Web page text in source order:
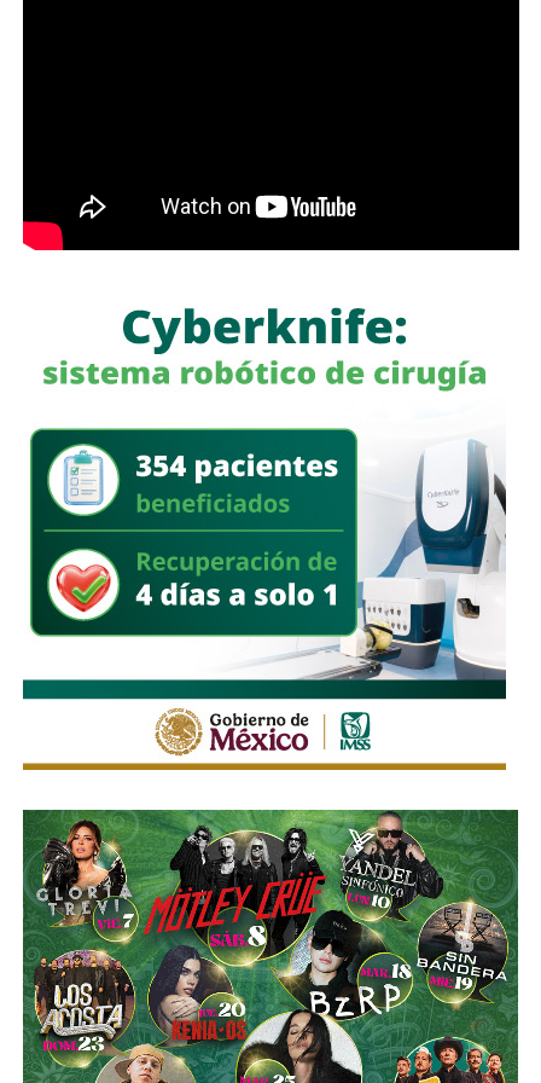
Porque tampoco en el video se ve nada claro, la verdad es
que no se define nada”, señaló.
declaraciones de la titular de la Fiscalía General del
Estado, quien habría señalado que el sitio donde
ocurrieron los hechos es un punto identificado por las
autoridades. Al respecto, cuestionó por qué ese lugar
no ha sido intervenido previamente
“Hace rato oí la declaración de la fiscal que decía que ahí
era un punto. Yo digo, ¿por qué no se ha atacado ese
punto?”, expresó.
El edil insistió en queno adelantará conclusiones ni
atribuirá responsabilidades sin que concluya la
investigación, aunque reiteró que su administración
mantendrá una política de cero tolerancia frente a cualquier
conducta irregular dentro de la corporación.
“Pueden ser muchas conjeturas que yo no quisiera
adelantar, pero sí,mi compromiso es una policía limpia,
una policía sana; y si hay que investigar y tenemos